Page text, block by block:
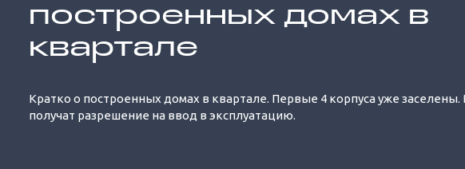
построенных домах в
квартале
Кратко о построенных домах в квартале. Первые 4 корпуса уже
получат разрешение на ввод в эксплуатацию.